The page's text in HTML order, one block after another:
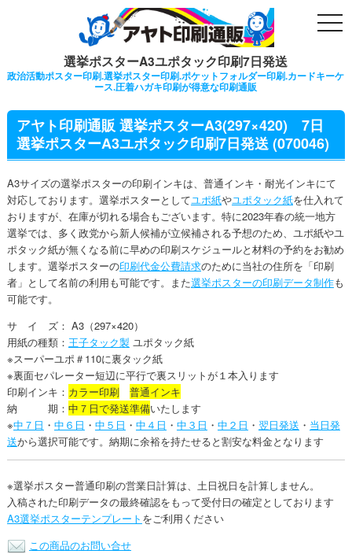
選挙ポスターA3ユポタック印刷7日発送
政治活動ポスター印刷.選挙ポスター印刷.ポケットフォルダー印刷.カードキーケ
ース.圧着ハガキ印刷が得意な印刷通販
アヤト印刷通販 選挙ポスターA3(297×420) 7日
選挙ポスターA3ユポタック印刷7日発送 (070046)
A3サイズの選挙ポスターの印刷インキは、普通インキ・耐光インキにて
対応しております。選挙ポスターとしてユポ紙やユポタック紙を仕入れて
おりますが、在庫が切れる場合もございます。特に2023年春の統一地方
選挙では、多く政党から新人候補が立候補される予想のため、ユポ紙やユ
ポタック紙が無くなる前に早めの印刷スケジュールと材料の予約をお勧め
します。選挙ポスターの印刷代金公費請求のために当社の住所を「印刷
者」として名前の利用も可能です。また選挙ポスターの印刷データ制作も
可能です。
サ イ ズ： A3（297×420）
用紙の種類： 王子タック製 ユポタック紙
※スーパーユポ＃110に裏タック紙
※裏面セパレーター短辺に平行で裏スリットが１本入ります
印刷インキ： カラー印刷
普通インキ
納 期： 中７日で発送準備いたします
※中７日 ・ 中６日 ・ 中５日 ・ 中４日 ・ 中３日 ・ 中２日 ・ 翌日発送 ・ 当日発
送から選択可能です。納期に余裕を持たせると割安な料金となります
※選挙ポスター普通印刷の営業日計算は、土日祝日を計算しません。
入稿された印刷データの最終確認をもって受付日の確定としております
A3選挙ポスターテンプレート をご利用ください
この商品のお問い合せ